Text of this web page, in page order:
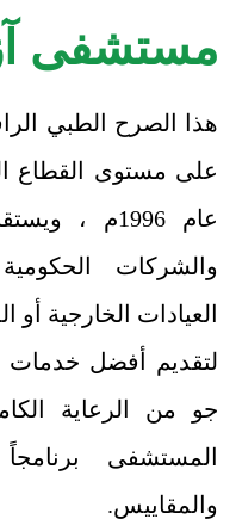
مستشفى
هذا الصرح الطبي
على مستوى القطاع
عام 1996م ،
والشركات
العيادات الخارجية
لتقديم أفضل خدمات
جو من الرعاية
المستشفى
والمقاييس.